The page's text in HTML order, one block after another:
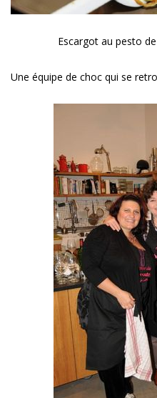
Escargot au pesto
Une équipe de choc qui se